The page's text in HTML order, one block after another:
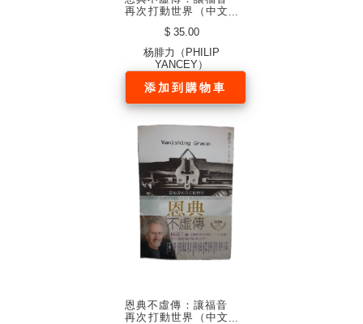
再次打動世界（中文
$ 35.00
杨腓力（PHILIP
YANCEY）
添加到購物車
恩典不虛傳：讓福音
再次打動世界（中文